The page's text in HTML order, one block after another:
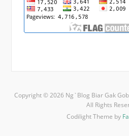
Copyright © 2026 Ng`Blog Biar Gak
All Rights
Codilight Theme by